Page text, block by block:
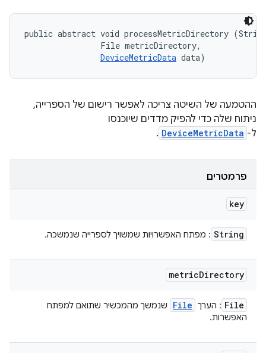
public abstract void processMetricDirectory
                File metricDirectory,
DeviceMetricData data)
ההטמעה של השיטה צריכה לאפשר רישום של הספרייה,
ניתוח שלה כדי להפיק מדדים שיוכנסו
ל- DeviceMetricData
.
פרמטרים
key
String : מפתח האפשרויות שמשויך לספרייה שנמשכה.
metricDirectory
File : הערך File
שנמשך מהמכשיר שתואם למפתח
האפשרות.